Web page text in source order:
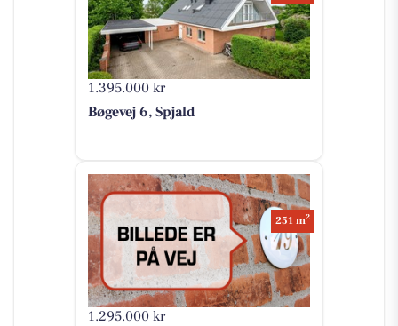
1.395.000 kr
Bøgevej 6, Spjald
1.295.000 kr
251 m2